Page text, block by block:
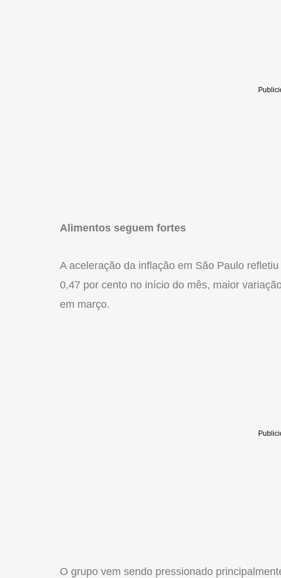
Alimentos seguem fortes
A aceleração da inflação em São Paulo
0,47 por cento no início do mês, maior
em março.
O grupo vem sendo pressionado